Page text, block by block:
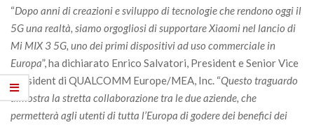
“Dopo anni di creazioni e sviluppo di tecnologie che rendono oggi il
5G una realtà, siamo orgogliosi di supportare Xiaomi nel lancio di
Mi MIX 3 5G, uno dei primi dispositivi ad uso commerciale in
Europa”, ha dichiarato Enrico Salvatori, President e Senior Vice
President di QUALCOMM Europe/MEA, Inc. “Questo traguardo
dimostra la stretta collaborazione tra le due aziende, che
permetterà agli utenti di tutta l’Europa di godere dei benefici dei